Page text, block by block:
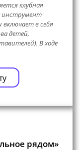
клубная
инструмент
в себя
детей,
В ходе
рядом»